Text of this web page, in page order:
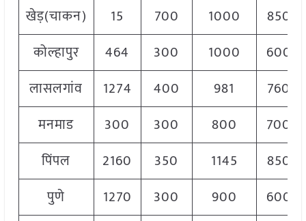
खेड़(चाकन)
15 700 1000
850
कोल्हापुर
464 300 1000
600
लासलगांव
1274 400 981
760
मनमाड
300 300 800
700
पिंपल
2160 350 1145
850
पुणे
1270 300 900
600